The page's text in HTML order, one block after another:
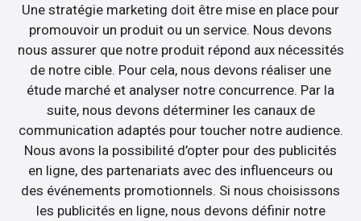
Une stratégie marketing doit être mise en place pour
promouvoir un produit ou un service. Nous devons
nous assurer que notre produit répond aux nécessités
de notre cible. Pour cela, nous devons réaliser une
étude marché et analyser notre concurrence. Par la
suite, nous devons déterminer les canaux de
communication adaptés pour toucher notre audience.
Nous avons la possibilité d’opter pour des publicités
en ligne, des partenariats avec des influenceurs ou
des événements promotionnels. Si nous choisissons
les publicités en ligne, nous devons définir notre